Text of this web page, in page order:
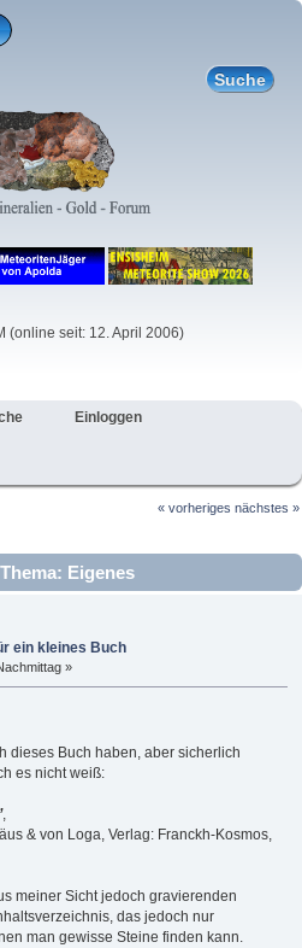
(online seit: 12. April 2006)
Einloggen
« vorheriges nächstes »
Thema: Eigenes
Buch (Gelesen 2634 mal)
ein kleines Buch
»
dieses Buch haben, aber sicherlich
es nicht weiß:
,
& von Loga, Verlag: Franckh-Kosmos,
meiner Sicht jedoch gravierenden
das jedoch nur
man gewisse Steine finden kann.